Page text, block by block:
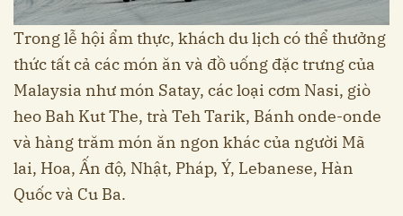
Trong lễ hội ẩm thực, khách du lịch có thể thưởng
thức tất cả các món ăn và đồ uống đặc trưng của
Malaysia như món Satay, các loại cơm Nasi, giò
heo Bah Kut The, trà Teh Tarik, Bánh onde-onde
và hàng trăm món ăn ngon khác của người Mã
lai, Hoa, Ấn độ, Nhật, Pháp, Ý, Lebanese, Hàn
Quốc và Cu Ba.